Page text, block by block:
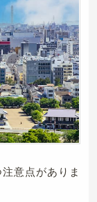
意点がありま